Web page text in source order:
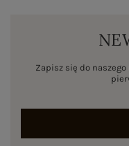
Zapisz się do